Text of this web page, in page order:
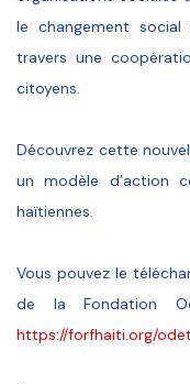
le changement
travers une
citoyens.
Découvrez cette
un modèle d’action
haïtiennes.
Vous pouvez le
de la Fondation
https://forfhaiti.org/